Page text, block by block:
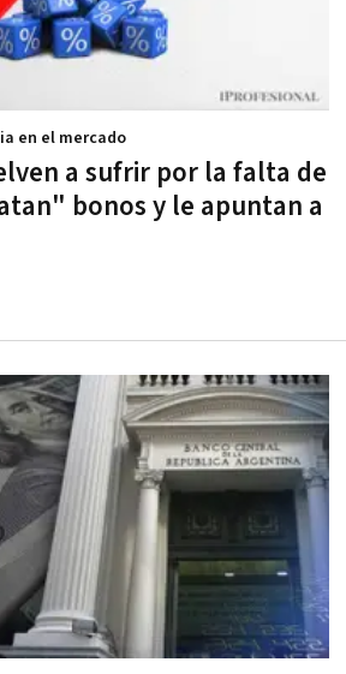
a sufrir por la falta de
bonos y le apuntan a
en el mercado